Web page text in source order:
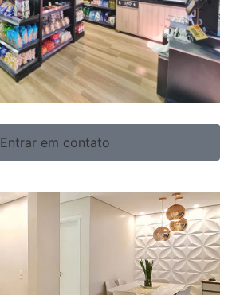
Entrar em contato